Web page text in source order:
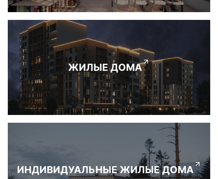
ЖИЛЫЕ ДОМА
ИНДИВИДУАЛЬНЫЕ ЖИЛЫЕ ДОМА